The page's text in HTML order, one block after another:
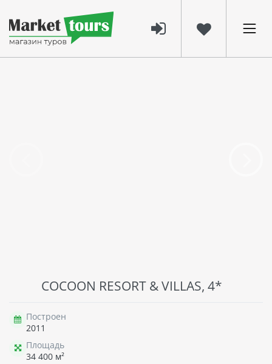
COCOON RESORT & VILLAS, 4*
Построен
2011
Площадь
34 400 м²